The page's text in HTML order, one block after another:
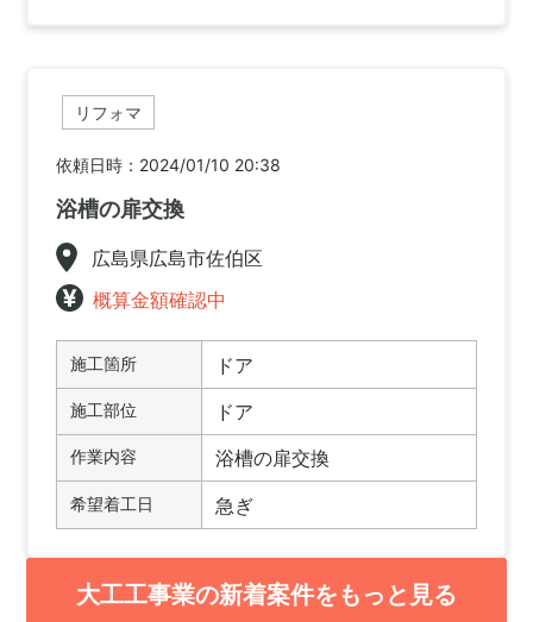
リフォマ
依頼日時：2024/01/10 20:38
浴槽の扉交換
広島県広島市佐伯区
概算金額確認中
施工箇所 ドア
施工部位 ドア
作業内容 浴槽の扉交換
希望着工日 急ぎ
大工工事業の新着案件をもっと見る